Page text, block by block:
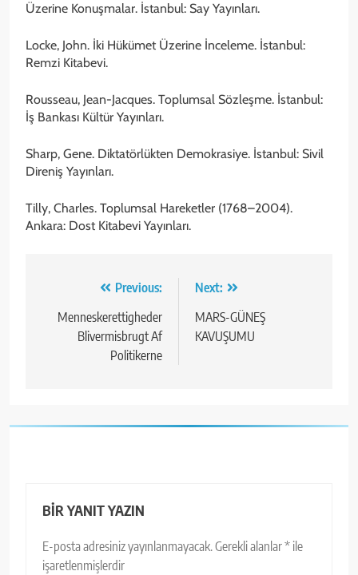
Üzerine Konuşmalar. İstanbul: Say Yayınları.
Locke, John. İki Hükümet Üzerine İnceleme. İstanbul:
Remzi Kitabevi.
Rousseau, Jean-Jacques. Toplumsal Sözleşme. İstanbul:
İş Bankası Kültür Yayınları.
Sharp, Gene. Diktatörlükten Demokrasiye. İstanbul: Sivil
Direniş Yayınları.
Tilly, Charles. Toplumsal Hareketler (1768–2004).
Ankara: Dost Kitabevi Yayınları.
gezinmesi
Previous:
Menneskerettigheder
Blivermisbrugt Af
Politikerne
Next:
MARS-GÜNEŞ
KAVUŞUMU
BIR YANIT YAZIN
E-posta adresiniz yayınlanmayacak.Gerekli alanlar* ile
işaretlenmişlerdir